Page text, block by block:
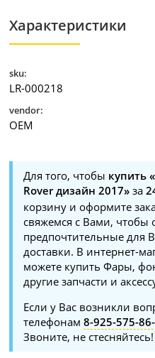
Характеристики
sku:
LR-000218
vendor:
OEM
Для того, чтобы купить
Rover дизайн 2017» за
корзину и оформите
свяжемся с Вами, чтобы
предпочтительные для
доставки. В интернет-
можете купить Фары,
другие запчасти и
Если у Вас возникли
телефонам8-925-575-
Звоните, не стесняйтесь!